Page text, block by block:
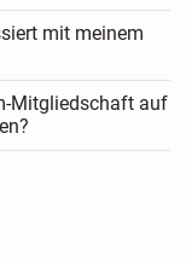
mit meinem
Mitgliedschaft auf